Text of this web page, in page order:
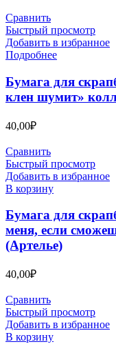
Сравнить
Быстрый просмотр
Добавить в избранное
Подробнее
Бумага для
клен шумит»
40,00₽
Сравнить
Быстрый просмотр
Добавить в избранное
В корзину
Бумага для
меня, если
(Артелье)
40,00₽
Сравнить
Быстрый просмотр
Добавить в избранное
В корзину